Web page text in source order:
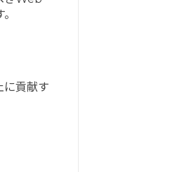
に貢献す